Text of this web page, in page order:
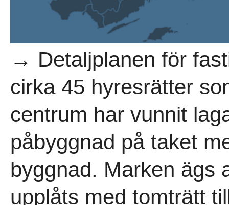
→ Detaljplanen för
cirka 45 hyresrätter
centrum har vunnit
påbyggnad på taket
byggnad. Marken ägs
upplåts med tomträtt